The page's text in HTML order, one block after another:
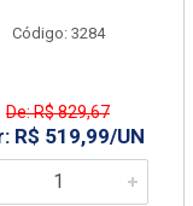
Código: 3284
De: R$ 829,67
R$ 519,99/UN